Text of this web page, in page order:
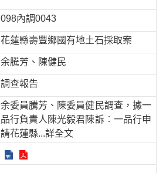
098內調0043
花蓮縣壽豐鄉國有地土石採取案
余騰芳、陳健民
調查報告
余委員騰芳、陳委員健民調查，據一
品行負責人陳光毅君陳訴︰一品行申
請花蓮縣...詳全文